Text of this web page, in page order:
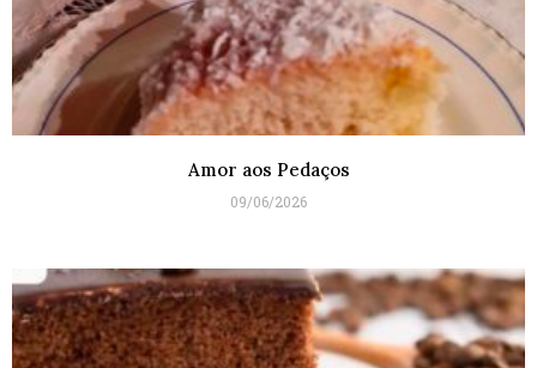
Amor aos Pedaços
09/06/2026